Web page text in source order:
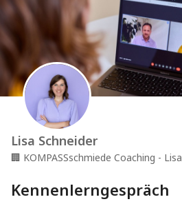
Lisa Schneider
🏢 KOMPASSschmiede Coaching -
Kennenlerngespräch